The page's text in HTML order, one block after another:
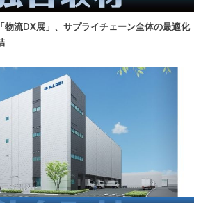
物流DX展」、サプライチェーン全体の最適化